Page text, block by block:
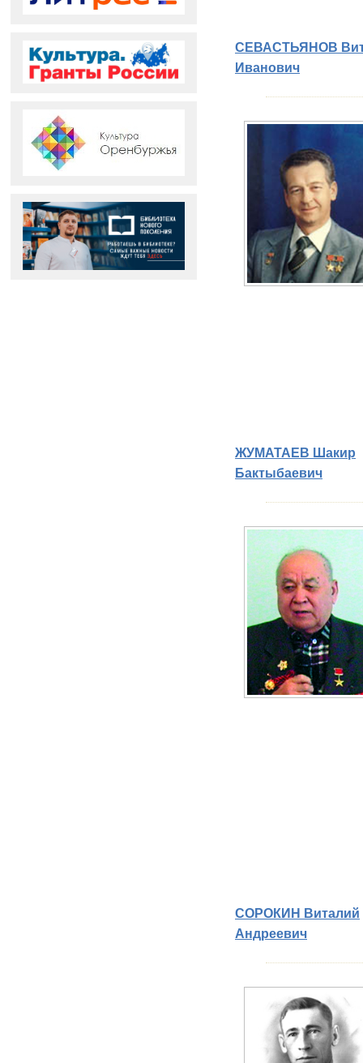
СЕВАСТЬЯНОВ
Иванович
ЖУМАТАЕВ Шакир
Бактыбаевич
СОРОКИН Виталий
Андреевич